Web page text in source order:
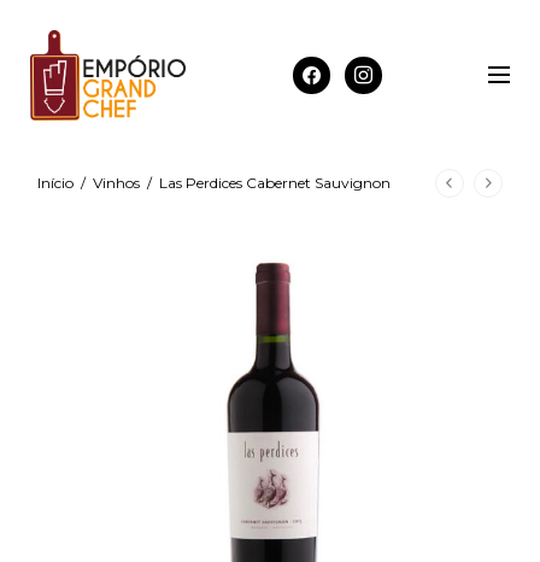
Início / Vinhos / Las Perdices Cabernet Sauvignon